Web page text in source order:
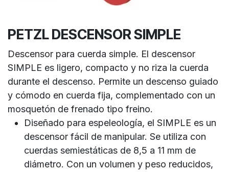
PETZL DESCENSOR SIMPLE
Descensor para cuerda simple. El descensor
SIMPLE es ligero, compacto y no riza la cuerda
durante el descenso. Permite un descenso guiado
y cómodo en cuerda fija, complementado con un
mosquetón de frenado tipo freino.
Diseñado para espeleología, el SIMPLE es un
descensor fácil de manipular. Se utiliza con
cuerdas semiestáticas de 8,5 a 11 mm de
diámetro. Con un volumen y peso reducidos,